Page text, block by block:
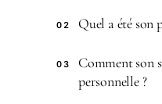
02 Quel a été son
03
Comment son
personnelle ?